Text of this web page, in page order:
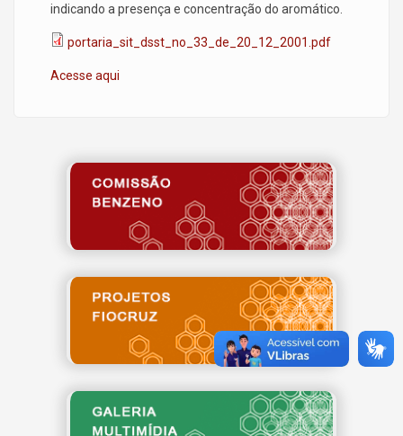
indicando a presença e concentração do aromático.
portaria_sit_dsst_no_33_de_20_12_2001.pdf
Acesse aqui